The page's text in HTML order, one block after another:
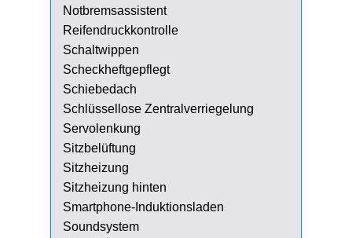
Notbremsassistent
Reifendruckkontrolle
Schaltwippen
Scheckheftgepflegt
Schiebedach
Schlüssellose Zentralverriegelung
Servolenkung
Sitzbelüftung
Sitzheizung
Sitzheizung hinten
Smartphone-Induktionsladen
Soundsystem